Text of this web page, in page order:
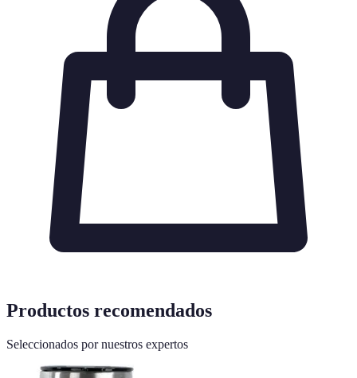
Productos recomendados
Seleccionados por nuestros expertos